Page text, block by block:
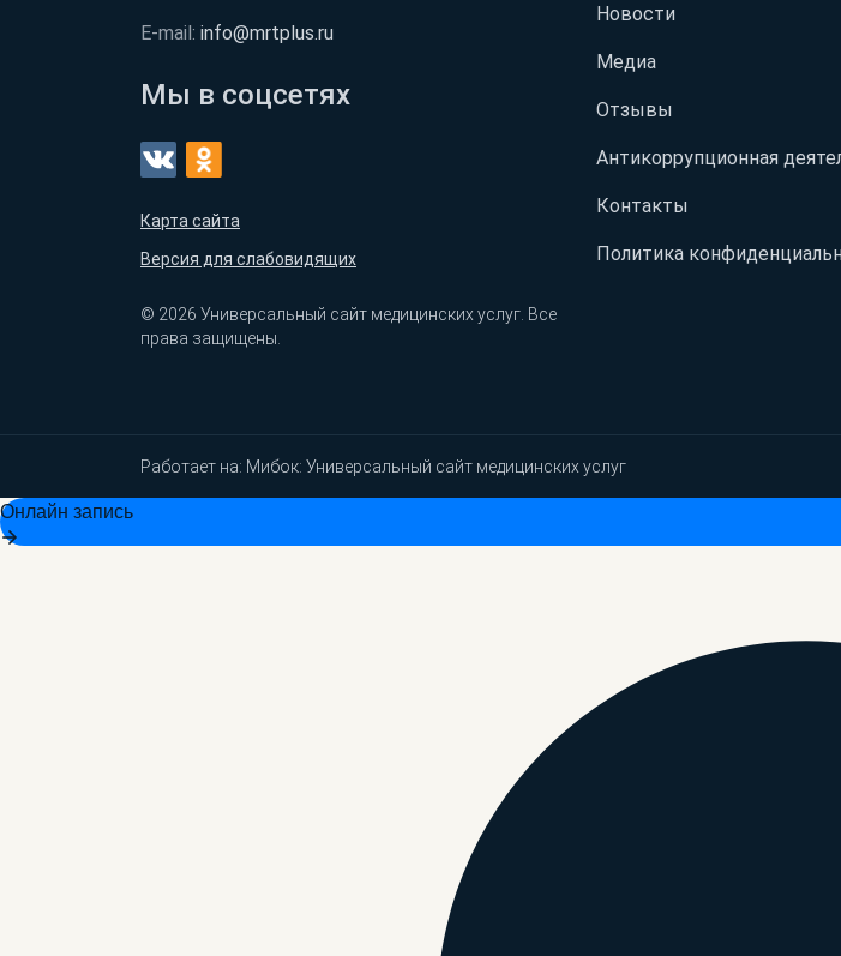
E-mail: info@mrtplus.ru
Мы в соцсетях
Карта сайта
Версия для слабовидящих
© 2026 Универсальный сайт медицинских услуг. Все
права защищены.
Новости
Медиа
Отзывы
Антикоррупционная
Контакты
Политика
Работает на: Мибок: Универсальный сайт медицинских услуг